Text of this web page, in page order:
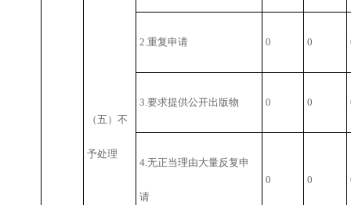
（五）不
予处理
2.重复申请 0 0
3.要求提供公开出版物 0 0
4.无正当理由大量反复申
请
0 0